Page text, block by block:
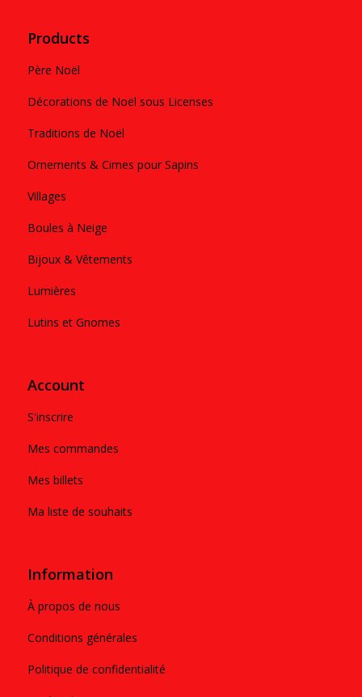
Products
Père Noël
Décorations de Noël sous Licenses
Traditions de Noël
Ornements & Cimes pour Sapins
Villages
Boules à Neige
Bijoux & Vêtements
Lumières
Lutins et Gnomes
Account
S'inscrire
Mes commandes
Mes billets
Ma liste de souhaits
Information
À propos de nous
Conditions générales
Politique de confidentialité